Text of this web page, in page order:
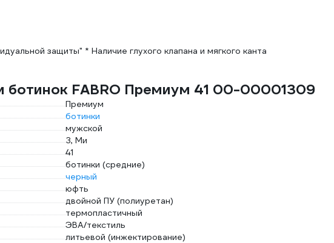
защиты" * Наличие глухого клапана и мягкого канта
ботинок FABRO Премиум 41 00-00001309
Премиум
ботинки
мужской
З, Ми
41
ботинки (средние)
черный
юфть
двойной ПУ (полиуретан)
термопластичный
ЭВА/текстиль
литьевой (инжектирование)